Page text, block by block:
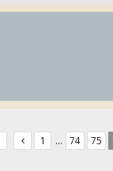
1 … 74 75